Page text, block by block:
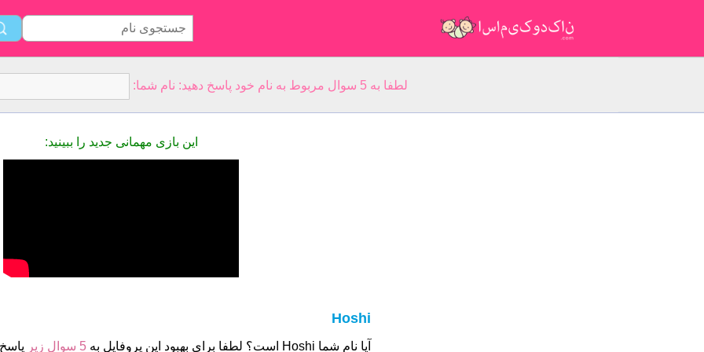
لطفا به 5 سوال مربوط به نام خود پاسخ دهید: نام شما:
این بازی مهمانی جدید را ببینید:
Hoshi
آیا نام شما Hoshi است؟ لطفا برای بهبود این پروفایل به 5 سوال زیر